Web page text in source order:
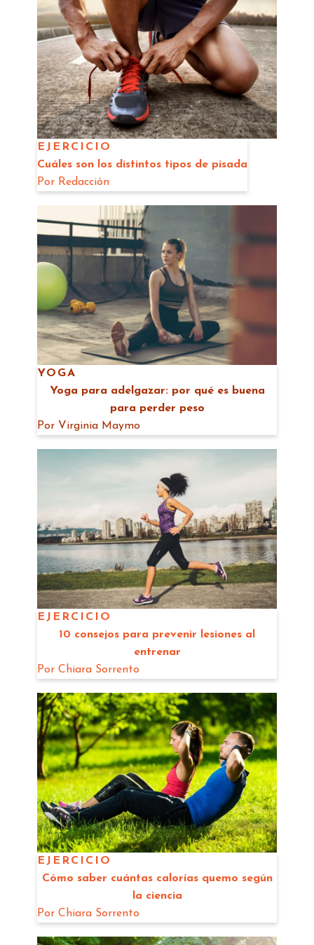
EJERCICIO
Cuáles son los distintos tipos de pisada
Por Redacción
YOGA
Yoga para adelgazar: por qué es buena
para perder peso
Por Virginia Maymo
EJERCICIO
10 consejos para prevenir lesiones al
entrenar
Por Chiara Sorrento
EJERCICIO
Cómo saber cuántas calorías quemo según
la ciencia
Por Chiara Sorrento